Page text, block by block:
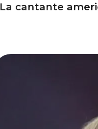
La cantante